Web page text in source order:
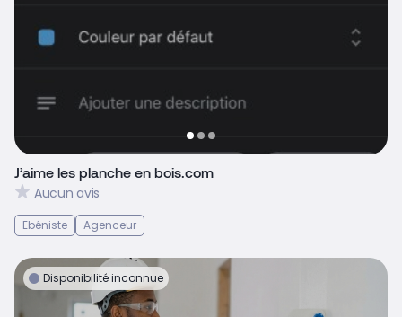
J’aime les planche en bois.com
Aucun avis
Ebéniste Agenceur
Disponibilité inconnue